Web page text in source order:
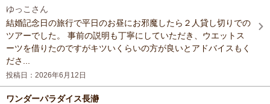
ゆっこさん
結婚記念日の旅行で平日のお昼にお邪魔したら２人貸し切りでの
ツアーでした。 事前の説明も丁寧にしていただき、ウエットス
ーツを借りたのですがキツいくらいの方が良いとアドバイスもく
ださ...
投稿日：2026年6月12日
ワンダーパラダイス長瀞